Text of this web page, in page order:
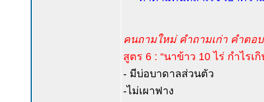
คนถามใหม่ คำถามเก่า คำตอ
สูตร 6 : “นาข้าว 10 ไร่ กำไรเ
- มีบ่อบาดาลส่วนตัว
-ไม่เผาฟาง